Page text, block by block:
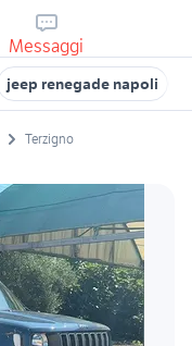
Messaggi
jeep renegade napoli
Terzigno